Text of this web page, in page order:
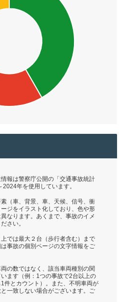
報は警察庁公開の「交通事故統計
年を使用しています。
（車、背景、車、天候、信号、衝
ジをイラスト化しており、色や形
なります。あくまで、事故のイメ
さい。
では最大２台（歩行者含む）まで
事故の個別ページの文字情報をご
の数ではなく、該当車両種別の関
ます（例：1つの事故で2台以上の
件とカウント）。また、不明車両が
一致しない場合がございます。ご